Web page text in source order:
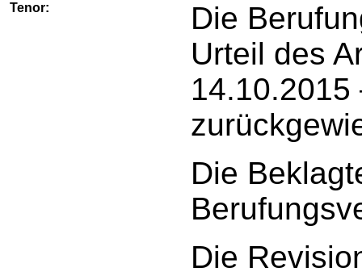
Tenor:
Die
Urteil des
14.10.2015
Die
Die